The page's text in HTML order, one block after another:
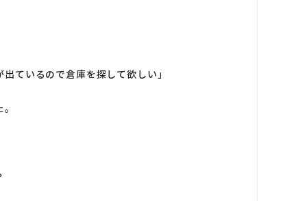
ているので倉庫を探して欲しい」